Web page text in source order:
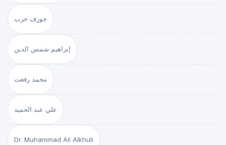
جوزف حرب
إبراهيم شمس الدين
محمد رفعت
علي عبد الحميد
Dr. Muhammad Ali Alkhuli